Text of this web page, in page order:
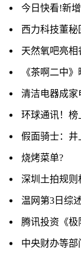
天然氧吧亮相
清洁电器成家
烧烤菜单?